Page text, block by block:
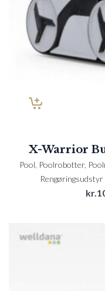
X-Warrior
Pool Poolrobotter,
kr.